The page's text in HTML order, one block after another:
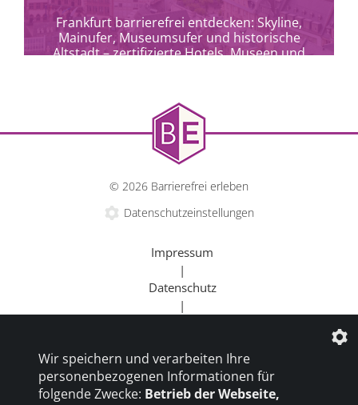
Frankfurt barrierefrei entdecken: Skyline,
Mainufer, Museumsufer und historische
Altstadt – zertifizierte Hotels, Museen und
© 2026 Barrierefrei erleben
Datenschutzeinstellungen
Impressum
|
Datenschutz
|
Beratung
|
Goldener Rollstuhl
Wir speichern und verarbeiten Ihre
personenbezogenen Informationen für
folgende Zwecke: Betrieb der Webseite,